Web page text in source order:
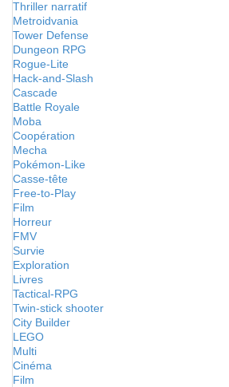
Thriller narratif
Metroidvania
Tower Defense
Dungeon RPG
Rogue-Lite
Hack-and-Slash
Cascade
Battle Royale
Moba
Coopération
Mecha
Pokémon-Like
Casse-tête
Free-to-Play
Film
Horreur
FMV
Survie
Exploration
Livres
Tactical-RPG
Twin-stick shooter
City Builder
LEGO
Multi
Cinéma
Film